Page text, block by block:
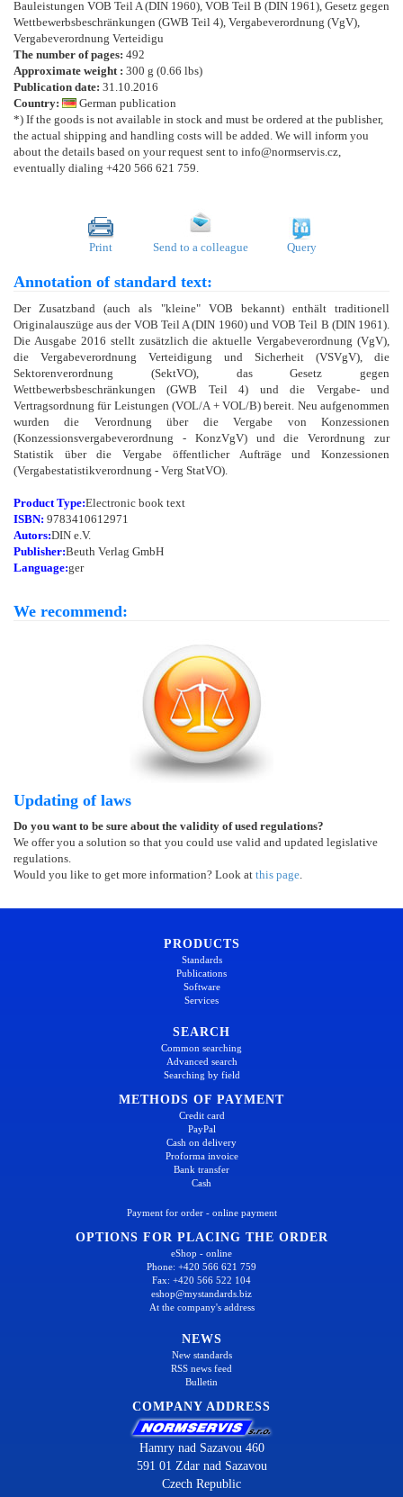
Bauleistungen VOB Teil A (DIN 1960), VOB Teil B (DIN 1961), Gesetz gegen
Wettbewerbsbeschränkungen (GWB Teil 4), Vergabeverordnung (VgV),
Vergabeverordnung Verteidigu
The number of pages: 492
Approximate weight : 300 g (0.66 lbs)
Publication date: 31.10.2016
Country:
German publication
*) If the goods is not available in stock and must be ordered at the publisher,
the actual shipping and handling costs will be added. We will inform you
about the details based on your request sent to info@normservis.cz,
eventually dialing +420 566 621 759.
Print Send to a colleague Query
Annotation of standard text:
Der Zusatzband (auch als "kleine" VOB bekannt) enthält traditionell
Originalauszüge aus der VOB Teil A (DIN 1960) und VOB Teil B (DIN 1961).
Die Ausgabe 2016 stellt zusätzlich die aktuelle Vergabeverordnung (VgV),
die Vergabeverordnung Verteidigung und Sicherheit (VSVgV), die
Sektorenverordnung (SektVO), das Gesetz gegen
Wettbewerbsbeschränkungen (GWB Teil 4) und die Vergabe- und
Vertragsordnung für Leistungen (VOL/A + VOL/B) bereit. Neu aufgenommen
wurden die Verordnung über die Vergabe von Konzessionen
(Konzessionsvergabeverordnung - KonzVgV) und die Verordnung zur
Statistik über die Vergabe öffentlicher Aufträge und Konzessionen
(Vergabestatistikverordnung - Verg StatVO).
Product Type:Electronic book text
ISBN: 9783410612971
Autors:DIN e.V.
Publisher:Beuth Verlag GmbH
Language:ger
We recommend:
Updating of laws
Do you want to be sure about the validity of used regulations?
We offer you a solution so that you could use valid and updated legislative
regulations.
Would you like to get more information? Look at this page.
PRODUCTS
Standards
Publications
Software
Services
SEARCH
Common searching
Advanced search
Searching by field
METHODS OF PAYMENT
Credit card
PayPal
Cash on delivery
Proforma invoice
Bank transfer
Cash
Payment for order - online payment
OPTIONS FOR PLACING THE ORDER
eShop - online
Phone: +420 566 621 759
Fax: +420 566 522 104
eshop@mystandards.biz
At the company's address
NEWS
New standards
RSS news feed
Bulletin
COMPANY ADDRESS
Hamry nad Sazavou 460
591 01 Zdar nad Sazavou
Czech Republic